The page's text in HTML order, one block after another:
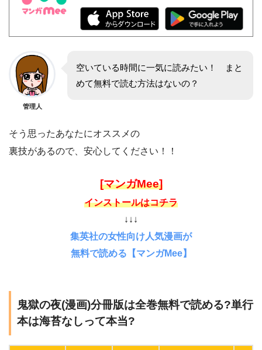
管理人
空いている時間に一気に読みたい！ まと
めて無料で読む方法はないの？
そう思ったあなたにオススメの
裏技があるので、安心してください！！
[マンガMee]
インストールはコチラ
↓↓↓
集英社の女性向け人気漫画が
無料で読める【マンガMee】
鬼獄の夜(漫画)分冊版は全巻無料で読める?単行
本は海苔なしって本当?